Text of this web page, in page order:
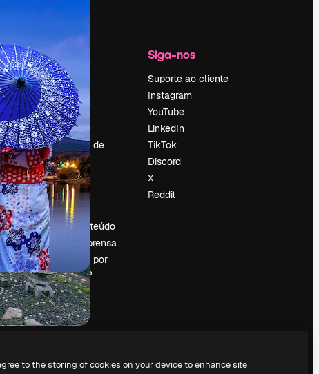
Empresa
Preços
Sobre nós
Reviews
Emprego
Tendências de
pesquisa
Blog
Eventos
Slidesgo
Vender conteúdo
Sala de imprensa
Procurando por
magnific.ai?
Siga-nos
Suporte ao cliente
Instagram
YouTube
LinkedIn
TikTok
Discord
X
Reddit
to the storing of cookies on your device to enhance site